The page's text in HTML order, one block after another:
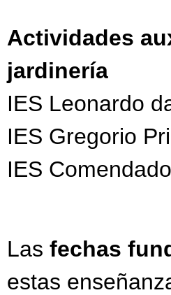
Actividades
jardinería
IES Leonardo
IES Gregorio
IES
Las fechas
estas